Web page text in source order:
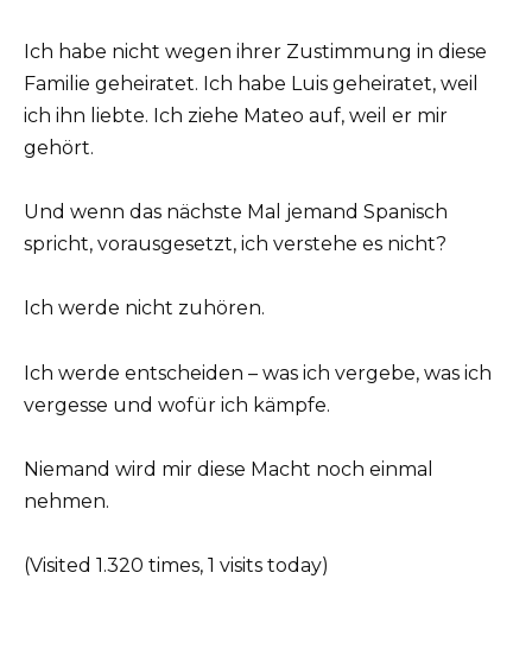
Ich habe nicht wegen ihrer Zustimmung in diese
Familie geheiratet. Ich habe Luis geheiratet, weil
ich ihn liebte. Ich ziehe Mateo auf, weil er mir
gehört.
Und wenn das nächste Mal jemand Spanisch
spricht, vorausgesetzt, ich verstehe es nicht?
Ich werde nicht zuhören.
Ich werde entscheiden – was ich vergebe, was ich
vergesse und wofür ich kämpfe.
Niemand wird mir diese Macht noch einmal
nehmen.
(Visited 1.320 times, 1 visits today)